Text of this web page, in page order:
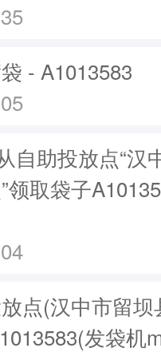
- A1013583
自助投放点“汉
领取袋子
点(汉中市留
发袋机